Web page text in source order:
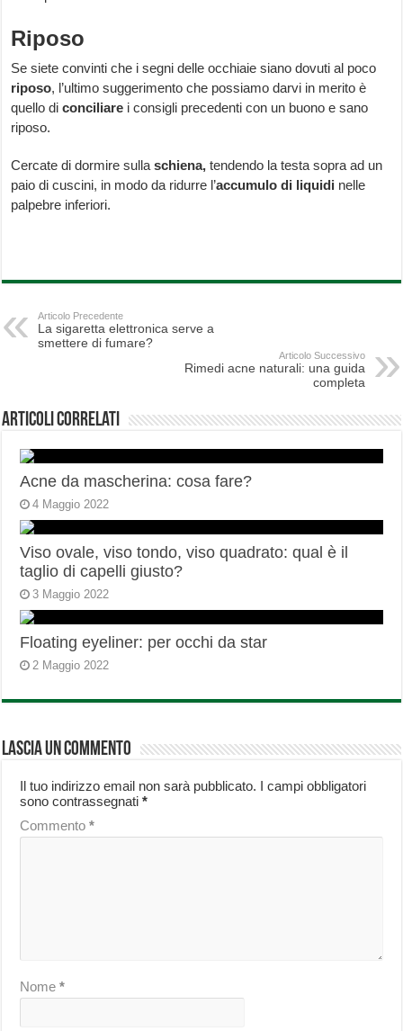
Riposo
Se siete convinti che i segni delle occhiaie siano dovuti al poco
riposo, l’ultimo suggerimento che possiamo darvi in merito è
quello diconciliare i consigli precedenti con un buono e sano
riposo.
Cercate di dormire sullaschiena, tendendo la testa sopra ad un
paio di cuscini, in modo da ridurre l’accumulo di liquidi nelle
palpebre inferiori.
Articolo Precedente
La sigaretta elettronica serve a
smettere di fumare?
Articolo Successivo
Rimedi acne naturali: una guida
completa
Articoli correlati
Acne da mascherina: cosa fare?
4 Maggio 2022
Viso ovale, viso tondo, viso quadrato: qual è il
taglio di capelli giusto?
3 Maggio 2022
Floating eyeliner: per occhi da star
2 Maggio 2022
Lascia un commento
Il tuo indirizzo email non sarà pubblicato. I campi obbligatori
sono contrassegnati*
Commento*
Nome*